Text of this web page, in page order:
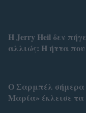
Η Jerry Heil δεν
αλλιώς: H ήττα
Ο Σαρμπέλ σήμερα
Μαρία» έκλεισε τα